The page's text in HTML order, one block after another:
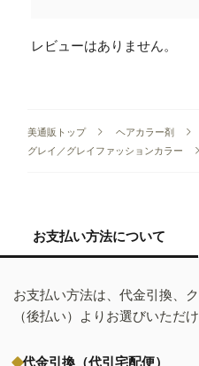
レビューはありません。
美通販トップ ヘアカラー剤
グレイ／グレイファッションカラー
お支払い方法について
お支払い方法は、代金引換、
（後払い）よりお選びいただけ
代金引換（代引宅配便）